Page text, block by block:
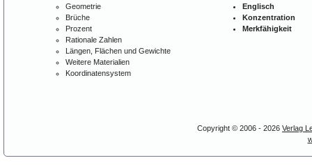
Geometrie
Brüche
Prozent
Rationale Zahlen
Längen, Flächen und Gewichte
Weitere Materialien
Koordinatensystem
Englisch
Konzentration
Merkfähigkeit
Copyright © 2006 - 2026 Verlag